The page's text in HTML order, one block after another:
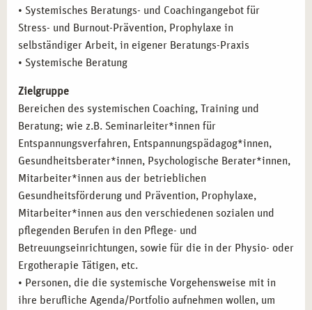
• Systemisches Beratungs- und Coachingangebot für
Stress- und Burnout-Prävention, Prophylaxe in
selbständiger Arbeit, in eigener Beratungs-Praxis
• Systemische Beratung
Zielgruppe
Bereichen des systemischen Coaching, Training und
Beratung; wie z.B. Seminarleiter*innen für
Entspannungsverfahren, Entspannungspädagog*innen,
Gesundheitsberater*innen, Psychologische Berater*innen,
Mitarbeiter*innen aus der betrieblichen
Gesundheitsförderung und Prävention, Prophylaxe,
Mitarbeiter*innen aus den verschiedenen sozialen und
pflegenden Berufen in den Pflege- und
Betreuungseinrichtungen, sowie für die in der Physio- oder
Ergotherapie Tätigen, etc.
• Personen, die die systemische Vorgehensweise mit in
ihre berufliche Agenda/Portfolio aufnehmen wollen, um